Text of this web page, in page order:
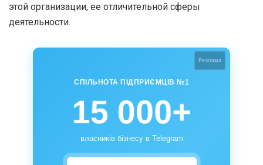
этой организации, ее отличительной сферы
деятельности.
Реклама
СПІЛЬНОТА ПІДПРИЄМЦІВ №1
15 000+
власників бізнесу в Telegram